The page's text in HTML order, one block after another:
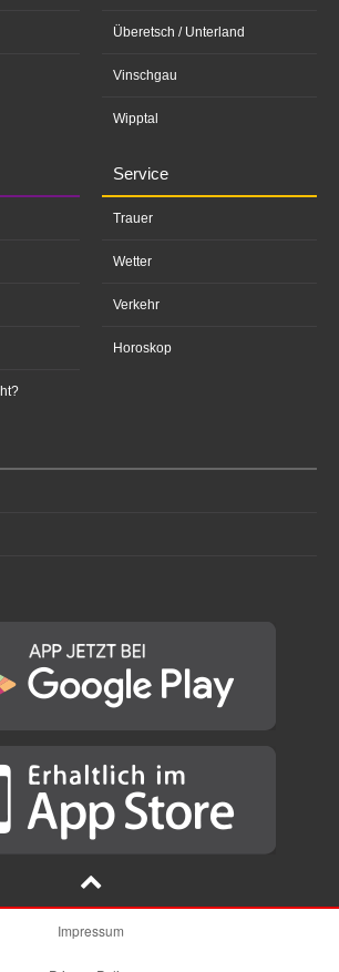
Überetsch / Unterland
Vinschgau
Wipptal
Service
Trauer
Wetter
Verkehr
Horoskop
Impressum